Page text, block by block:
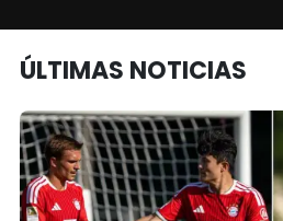
ÚLTIMAS NOTICIAS